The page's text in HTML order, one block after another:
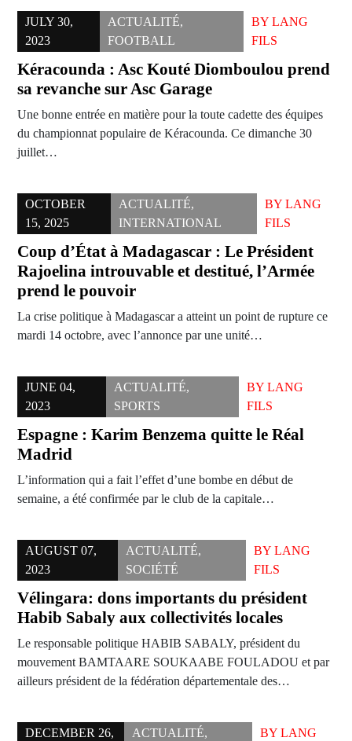
JULY 30,
2023
ACTUALITÉ,
FOOTBALL
BYLANG
FILS
Kéracounda : Asc Kouté Diomboulou prend
sa revanche sur Asc Garage
Une bonne entrée en matière pour la toute cadette des équipes
du championnat populaire de Kéracounda. Ce dimanche 30
juillet…
OCTOBER
15, 2025
ACTUALITÉ,
INTERNATIONAL
BYLANG
FILS
Coup d’État à Madagascar : Le Président
Rajoelina introuvable et destitué, l’Armée
prend le pouvoir
La crise politique à Madagascar a atteint un point de rupture ce
mardi 14 octobre, avec l’annonce par une unité…
JUNE 04,
2023
ACTUALITÉ,
SPORTS
BYLANG
FILS
Espagne : Karim Benzema quitte le Réal
Madrid
L’information qui a fait l’effet d’une bombe en début de
semaine, a été confirmée par le club de la capitale…
AUGUST 07,
2023
ACTUALITÉ,
SOCIÉTÉ
BY LANG
FILS
Vélingara: dons importants du président
Habib Sabaly aux collectivités locales
Le responsable politique HABIB SABALY, président du
mouvement BAMTAARE SOUKAABE FOULADOU et par
ailleurs président de la fédération départementale des…
DECEMBER 26,
ACTUALITÉ,
BYLANG